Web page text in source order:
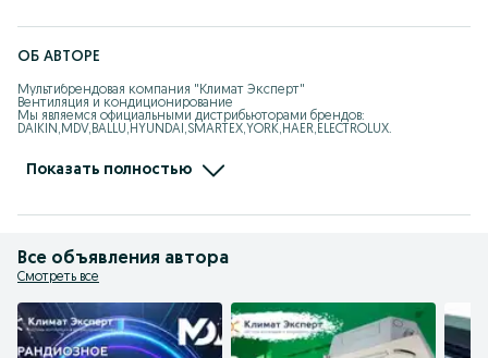
ОБ АВТОРЕ
Мультибрендовая компания "Климат Эксперт"
Вентиляция и кондиционирование
Мы являемся официальными дистрибьюторами брендов:
DAIKIN,MDV,BALLU,HYUNDAI,SMARTEX,YORK,HAER,ELECTROLUX.
Тепловые завесы, Калориферы, Тепловентиялторы, Тепловые пушки,
Показать полностью
Все объявления автора
Смотреть все